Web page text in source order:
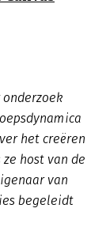
het creëren
host van de
van
begeleidt